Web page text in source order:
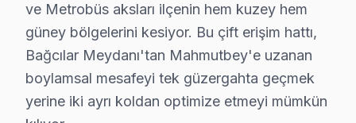
Coğrafi kırılıma geçildiğinde Bağcılar Meydanı
Servis kalitesi tarafında ise tablo belirgin biçimde
Bağcılar'deki söz konusu model müşteri deneyimini
İkinci senaryo — Chip-level müdahale: Güneşli
Üçüncü senaryo — Yazılım sorunu: Mahmutbey
ve Metrobüs aksları ilçenin hem kuzey hem
güney bölgelerini kesiyor. Bu çift erişim hattı,
Bağcılar Meydanı'tan Mahmutbey'e uzanan
boylamsal mesafeyi tek güzergahta geçmek
yerine iki ayrı koldan optimize etmeyi mümkün